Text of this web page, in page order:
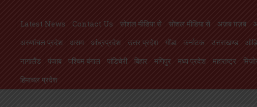
Latest News Contact Us सोशल मीडिया से सोशल मीडिया से अज़ब ग़ज़ब
अरुणांचल प्रदेश
असम आंध्रप्रदेश उत्तर प्रदेश गोंडा कर्नाटक उत्तराखण्ड
नागालैंड
पंजाब पश्चिम बंगाल पांडिचेरी बिहार मणिपुर मध्य प्रदेश महाराष्ट्र
हिमाचल प्रदेश